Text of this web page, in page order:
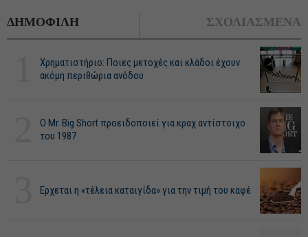
ΔΗΜΟΦΙΛΗ ΣΧΟΛΙΑΣΜΕΝΑ
Χρηματιστήριο: Ποιες μετοχές και κλάδοι έχουν
ακόμη περιθώρια ανόδου
O Mr. Big Short προειδοποιεί για κραχ αντίστοιχο
του 1987
Ερχεται η «τέλεια καταιγίδα» για την τιμή του καφέ